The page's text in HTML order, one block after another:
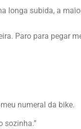
longa subida, a
Paro para pegar
numeral da bike.
sozinha.”